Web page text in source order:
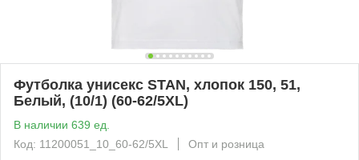
Футболка унисекс STAN, хлопок 150, 51,
Белый, (10/1) (60-62/5XL)
В наличии 639 ед.
Код: 11200051_10_60-62/5XL
Опт и розница